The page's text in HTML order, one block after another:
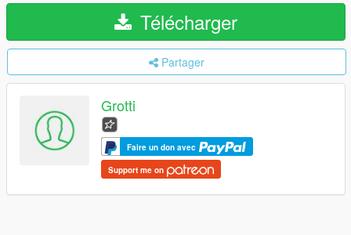
Télécharger
Partager
Grotti
Faire un don avec
Support me on